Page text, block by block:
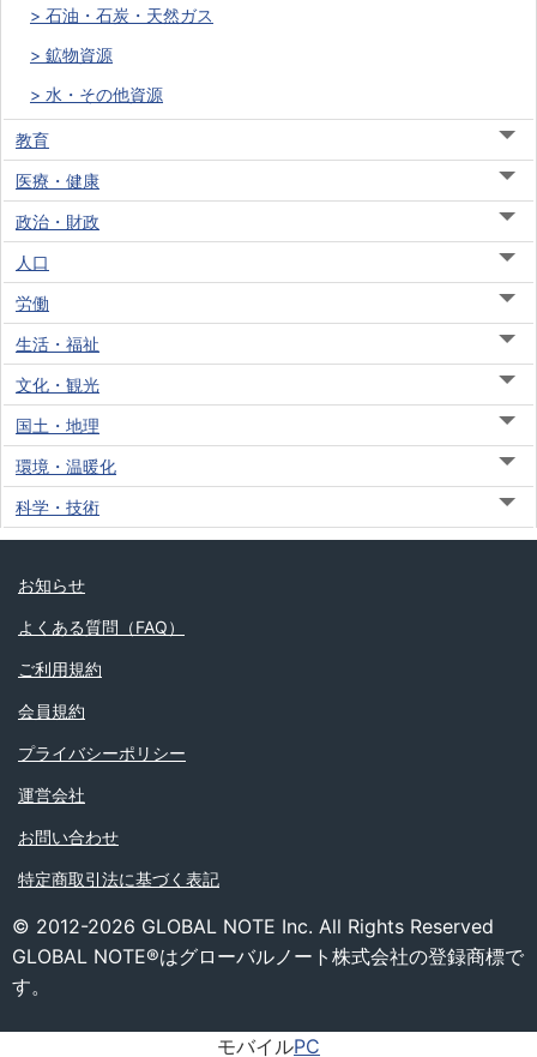
石油・石炭・天然ガス
鉱物資源
水・その他資源
教育
医療・健康
政治・財政
人口
労働
生活・福祉
文化・観光
国土・地理
環境・温暖化
科学・技術
お知らせ
よくある質問（FAQ）
ご利用規約
会員規約
プライバシーポリシー
運営会社
お問い合わせ
特定商取引法に基づく表記
© 2012-2026 GLOBAL NOTE Inc. All Rights Reserved
GLOBAL NOTE®はグローバルノート株式会社の登録商標で
す。
モバイルPC